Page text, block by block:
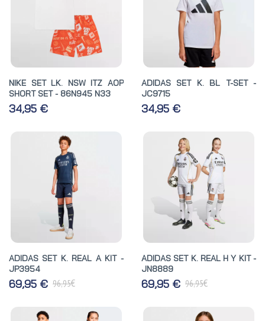
NIKE SET LK. NSW ITZ AOP
SHORT SET - 86N945 N33
34,95 €
ADIDAS SET K. BL T-SET -
JC9715
34,95 €
ADIDAS SET K. REAL A KIT -
JP3954
69,95 € 96,95€
ADIDAS SET K. REAL H Y KIT -
JN8889
69,95 € 96,95€